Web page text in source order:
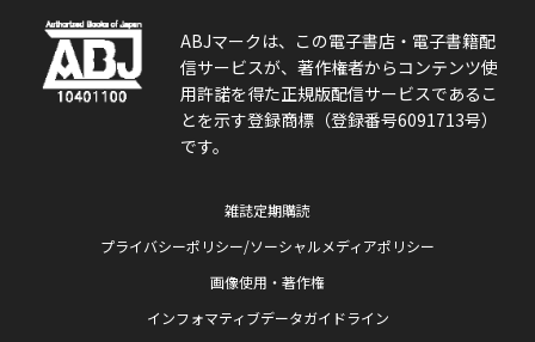
ABJマークは、この電子書店・電子書籍配
信サービスが、著作権者からコンテンツ使
用許諾を得た正規版配信サービスであるこ
とを示す登録商標（登録番号6091713号）
です。
雑誌定期購読
プライバシーポリシー/ソーシャルメディアポリシー
画像使用・著作権
インフォマティブデータガイドライン